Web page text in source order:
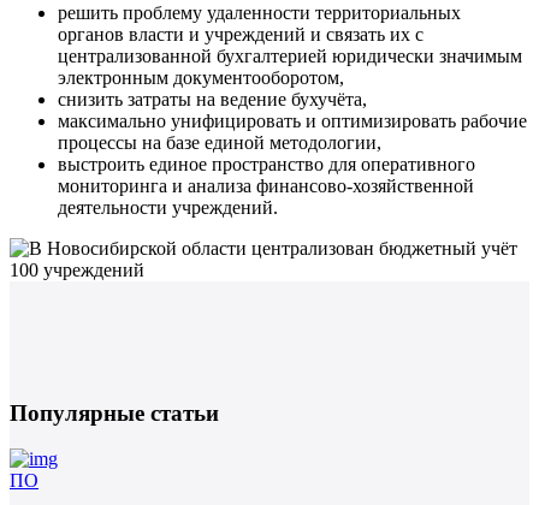
решить проблему удаленности территориальных
органов власти и учреждений и связать их с
централизованной бухгалтерией юридически значимым
электронным документооборотом,
снизить затраты на ведение бухучёта,
максимально унифицировать и оптимизировать рабочие
процессы на базе единой методологии,
выстроить единое пространство для оперативного
мониторинга и анализа финансово-хозяйственной
деятельности учреждений.
Популярные статьи
ПО